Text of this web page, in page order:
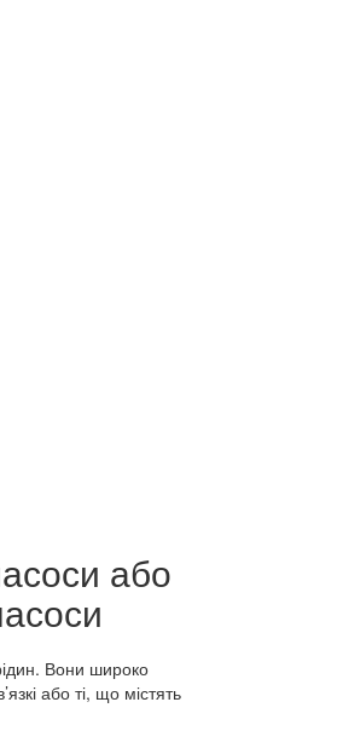
Вони широко
або ті, що містять